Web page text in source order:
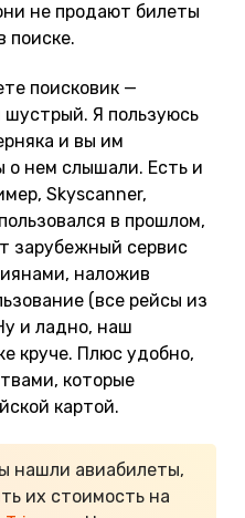
не продают билеты
поиске.
поисковик —
Я пользуюсь
и вы им
о нем слышали. Есть и
Skyscanner,
в прошлом,
зарубежный сервис
наложив
(все рейсы из
и ладно, наш
круче. Плюс удобно,
которые
картой.
нашли авиабилеты,
их стоимость на